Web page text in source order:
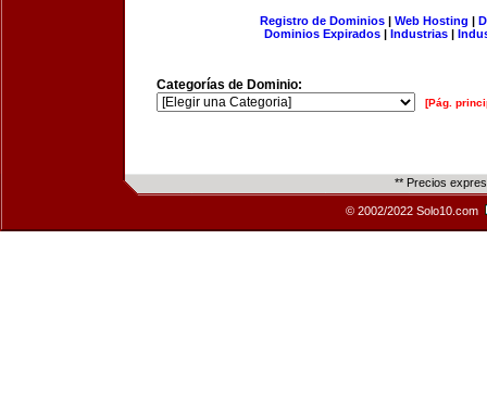
Registro de Dominios| Web Hosting |
Dominios Expirados | Industrias |
Categorías de Dominio:
[Pág.
** Precios
© 2002/2022 Solo10.com